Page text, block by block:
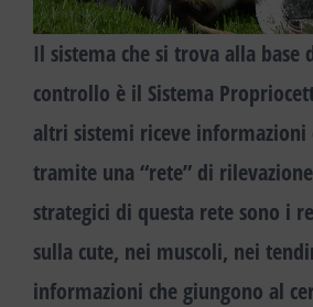
Il sistema che si trova alla base
controllo è il Sistema
altri sistemi riceve
tramite una “rete” di
strategici di questa rete sono i
sulla cute, nei muscoli, nei
informazioni che giungono al